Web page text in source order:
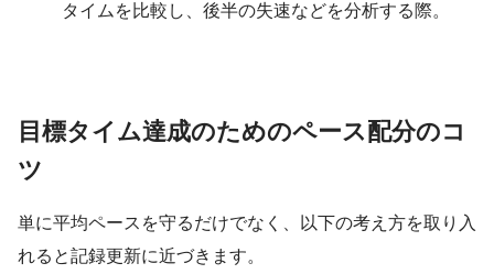
タイムを比較し、後半の失速などを分析する際。
目標タイム達成のためのペース配分のコ
ツ
単に平均ペースを守るだけでなく、以下の考え方を取り入
れると記録更新に近づきます。